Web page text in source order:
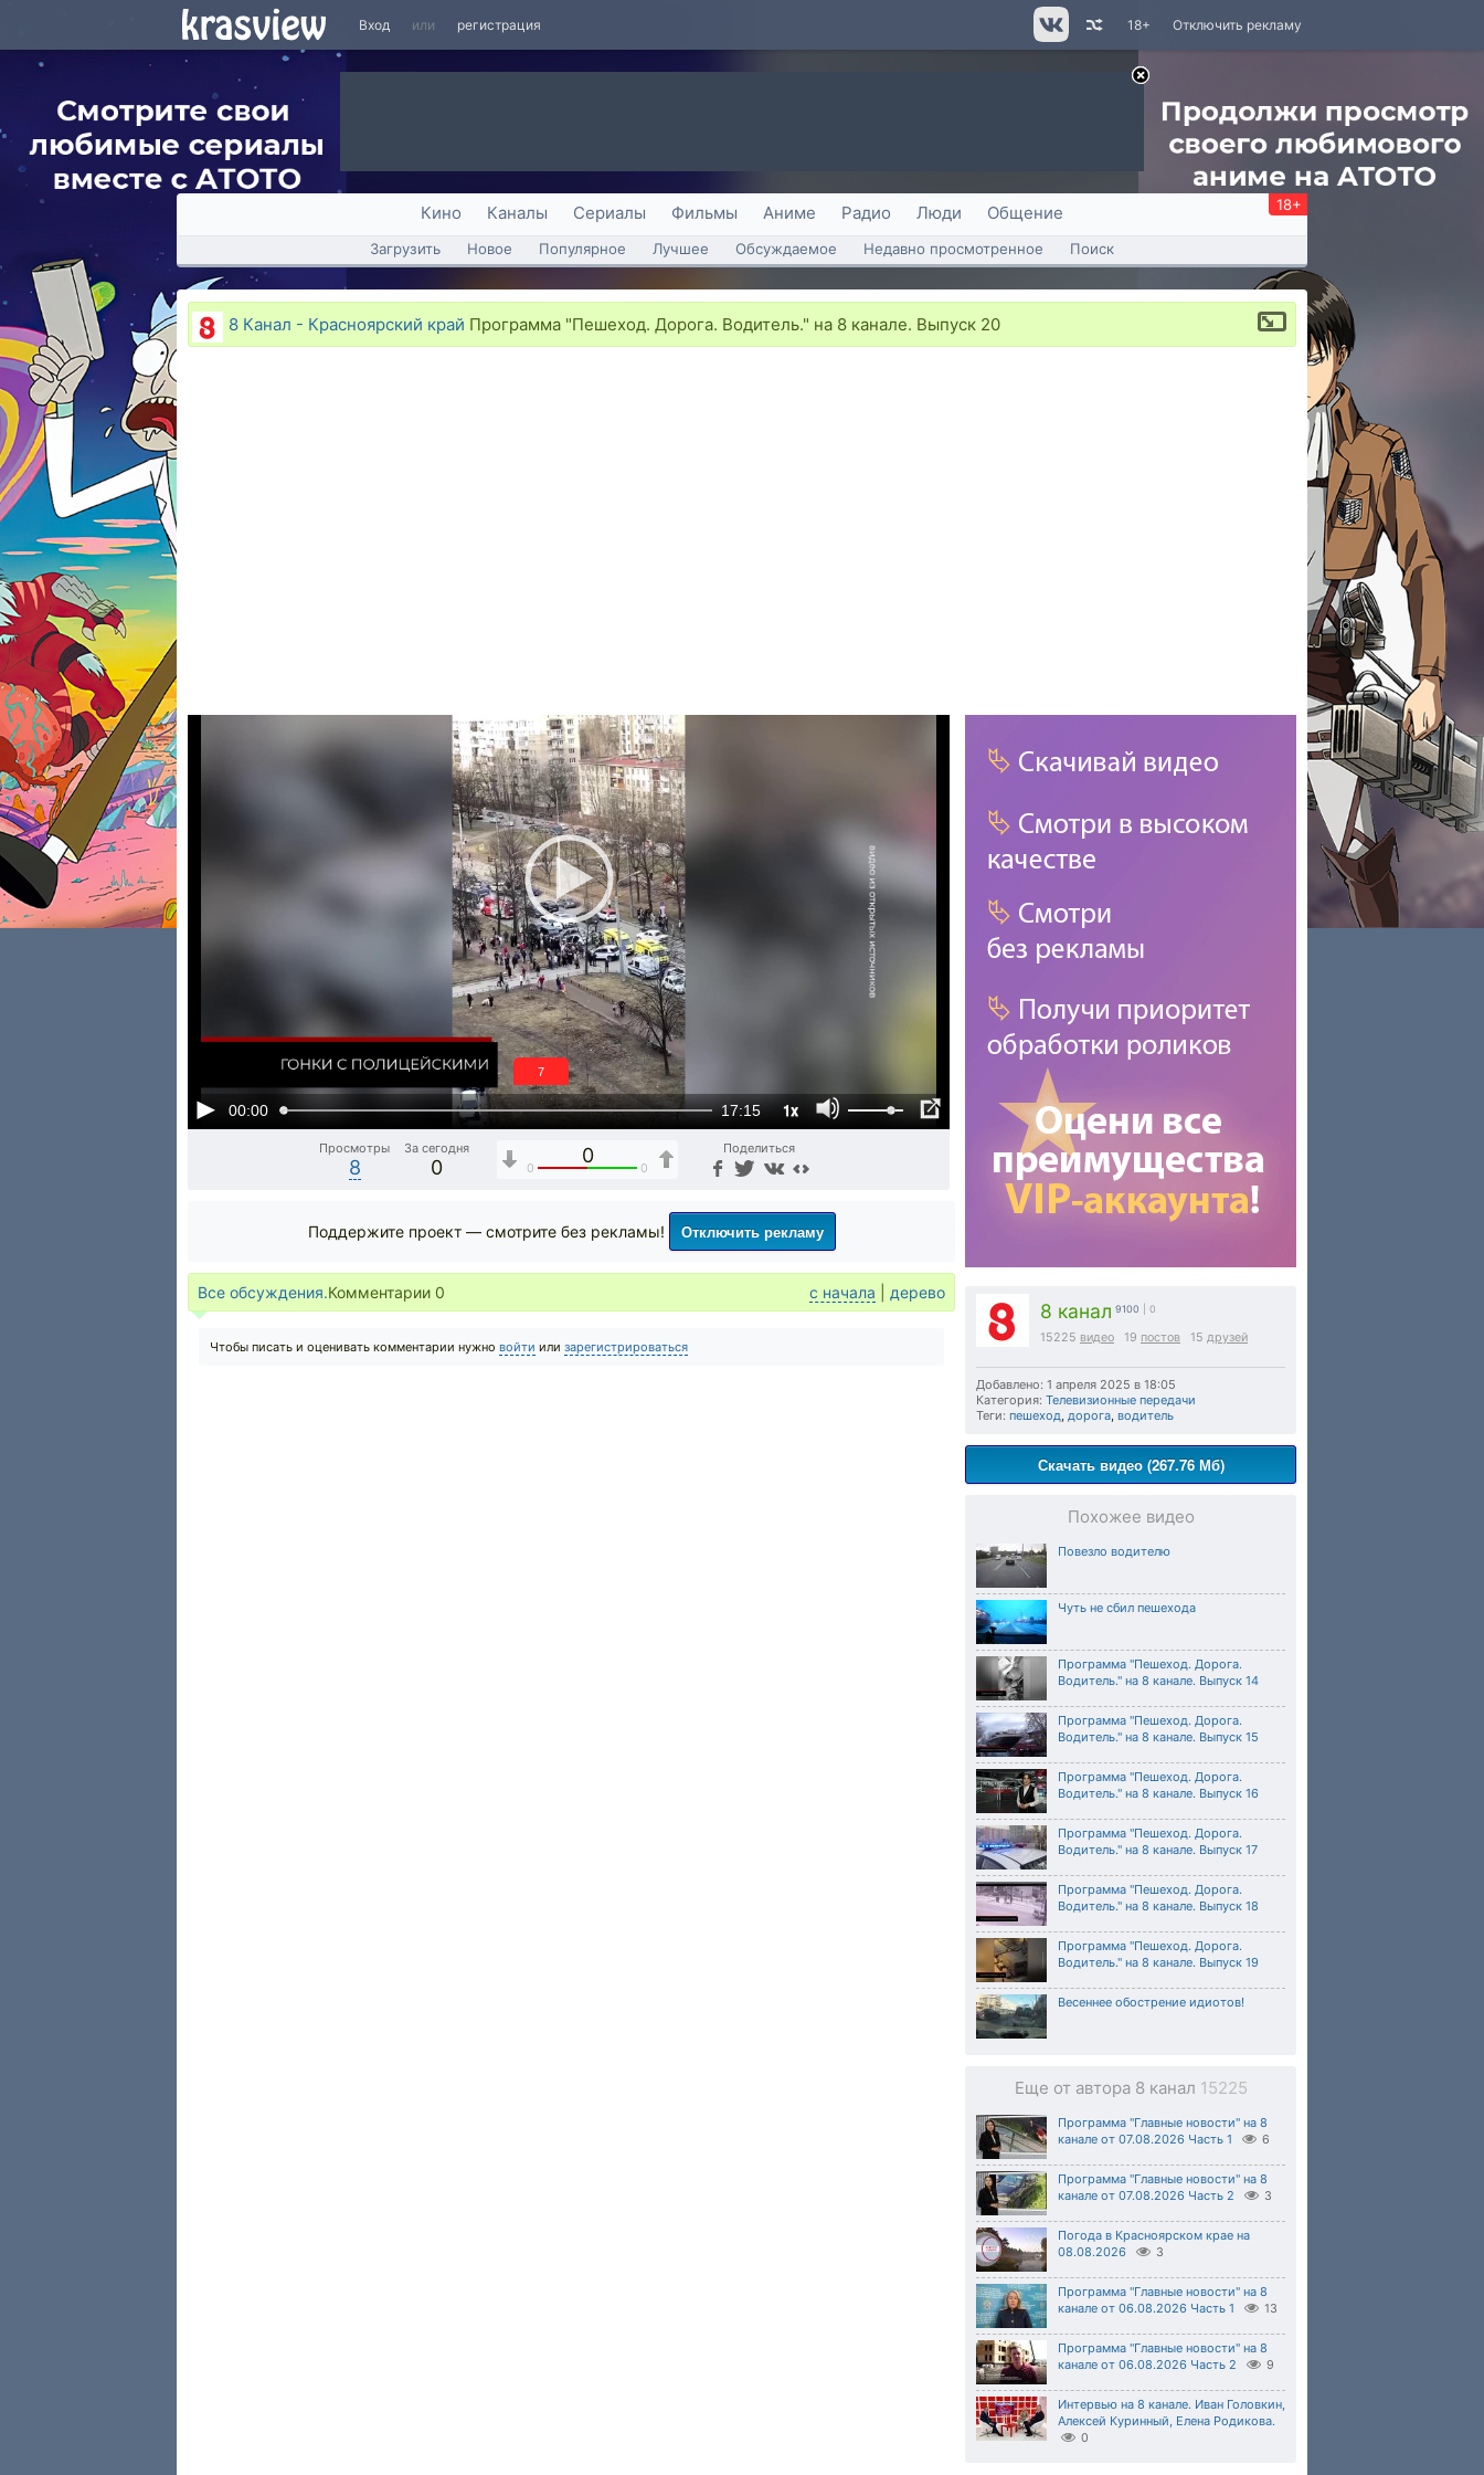
Вход или регистрация Отключить рекламу
18+
Кино Каналы Сериалы Фильмы Аниме Радио Люди Общение 18+
Загрузить Новое Популярное Лучшее Обсуждаемое Недавно просмотренное Поиск
8 Канал - Красноярский край Программа "Пешеход. Дорога. Водитель." на 8 канале. Выпуск 20
00:00 17:15 1x
6
Просмотры
8
За сегодня
0
0
0 0
Поделиться
8 канал 9100 | 0
15225 видео 19 постов 15 друзей
Добавлено: 1 апреля 2025 в 18:05
Категория: Телевизионные передачи
Теги: пешеход, дорога, водитель
Скачать видео (267.76 Мб)
Похожее видео
Повезло водителю
Чуть не сбил пешехода
Программа "Пешеход. Дорога.
Водитель." на 8 канале. Выпуск 14
Программа "Пешеход. Дорога.
Водитель." на 8 канале. Выпуск 15
Программа "Пешеход. Дорога.
Водитель." на 8 канале. Выпуск 16
Программа "Пешеход. Дорога.
Водитель." на 8 канале. Выпуск 17
Программа "Пешеход. Дорога.
Водитель." на 8 канале. Выпуск 18
Программа "Пешеход. Дорога.
Водитель." на 8 канале. Выпуск 19
Весеннее обострение идиотов!
Еще от автора 8 канал 15225
Программа "Главные новости" на 8
канале от 07.08.2026 Часть 1
6
Программа "Главные новости" на 8
канале от 07.08.2026 Часть 2
3
Погода в Красноярском крае на
08.08.2026
3
Программа "Главные новости" на 8
канале от 06.08.2026 Часть 1
13
Программа "Главные новости" на 8
канале от 06.08.2026 Часть 2
9
Интервью на 8 канале. Иван Головкин,
Алексей Куринный, Елена Родикова.
0
Поддержите проект — смотрите без рекламы! Отключить рекламу
Все обсуждения.Комментарии 0 с начала дерево
Чтобы писать и оценивать комментарии нужно войти или зарегистрироваться